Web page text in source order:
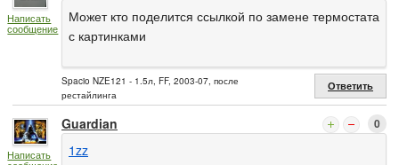
Написать
сообщение
Может кто поделится ссылкой по замене термостата
с картинками
Spacio NZE121 - 1.5л, FF, 2003-07, после
рестайлинга
Ответить
Написать
Guardian 0
1zz